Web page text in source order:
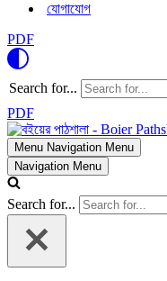
যোগাযোগ
PDF
Search for...
PDF
Menu Navigation Menu
Navigation Menu
Search for...